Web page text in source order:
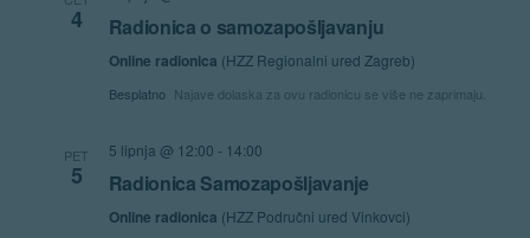
4 Radionica o samozapošljavanju
Online radionica (HZZ Regionalni ured Zagreb)
Besplatno Najave dolaska za ovu radionicu se više ne zaprimaju.
PET
5
5 lipnja @ 12:00 - 14:00
Radionica Samozapošljavanje
Online radionica (HZZ Područni ured Vinkovci)